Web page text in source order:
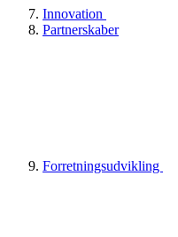
Innovation
Partnerskaber
Forretningsudvikling